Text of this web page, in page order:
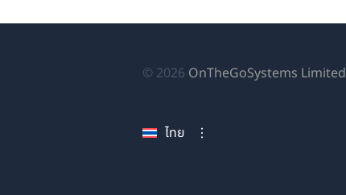
© 2026 OnTheGoSystems Limited
ไทย